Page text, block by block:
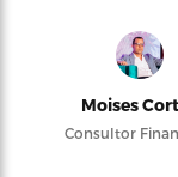
Moises
Consultor